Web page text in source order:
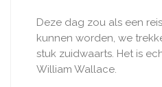
Deze dag zou als een
kunnen worden, we
stuk zuidwaarts. Het is
William Wallace.